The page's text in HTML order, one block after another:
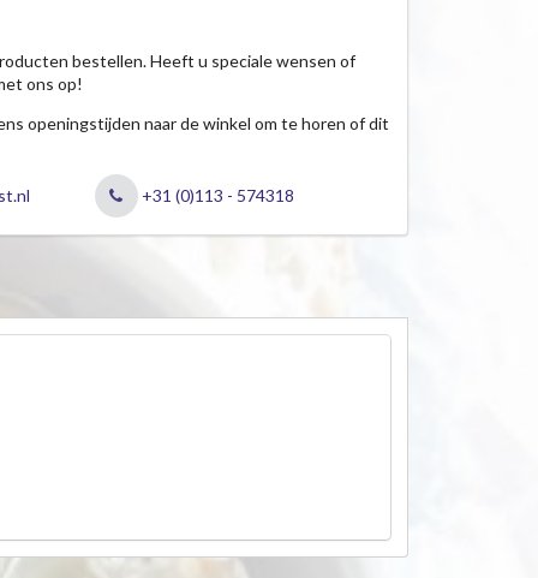
bestellen. Heeft u speciale wensen of
ons op!
openingstijden naar de winkel om te horen of dit
+31 (0)113 - 574318